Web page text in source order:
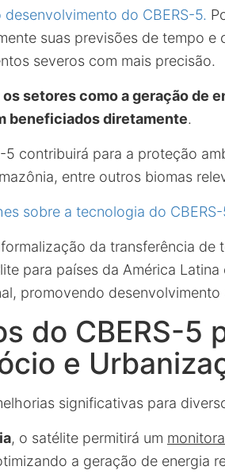
desenvolvimento do CBERS-5.
suas previsões de tempo e
severos com mais precisão.
setores como a geração de
beneficiados diretamente.
5 contribuirá para a proteção
entre outros biomas
sobre a tecnologia do
da transferência
para países da América
promovendo desenvolvimento
do CBERS-5
e
significativas para
, o satélite permitirá um
a geração de energia